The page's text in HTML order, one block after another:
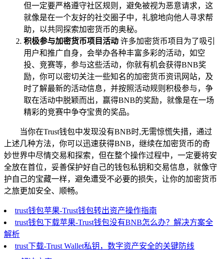
但一定要严格遵守社区规则，避免被视为恶意请求，这
就像是在一个友好的社交圈子中，礼貌地向他人寻求帮
助，以共同探索加密货币的奥秘。
积极参与加密货币项目活动 许多加密货币项目为了吸引
用户和推广自身，会举办各种丰富多彩的活动，如空
投、竞赛等，参与这些活动，你就有机会获得BNB奖
励，你可以密切关注一些知名的加密货币资讯网站，及
时了解最新的活动信息，并按照活动规则积极参与，争
取在活动中脱颖而出，赢得BNB的奖励，就像是在一场
精彩的竞赛中争夺宝贵的奖品。
当你在Trust钱包中发现没有BNB时,无需惊慌失措，通过
上述几种方法，你可以迅速获得BNB，继续在加密货币的奇
妙世界中尽情交易和探索，但在整个操作过程中，一定要将安
全放在首位，妥善保护好自己的钱包私钥和交易信息，就像守
护自己的宝藏一样，避免遭受不必要的损失，让你的加密货币
之旅更加安全、顺畅。
trust钱包苹果-Trust钱包转出资产操作指南
trust钱包下载苹果-Trust钱包没有BNB怎么办？解决方案全
解析
trust下载-Trust Wallet私钥，数字资产安全的关键防线